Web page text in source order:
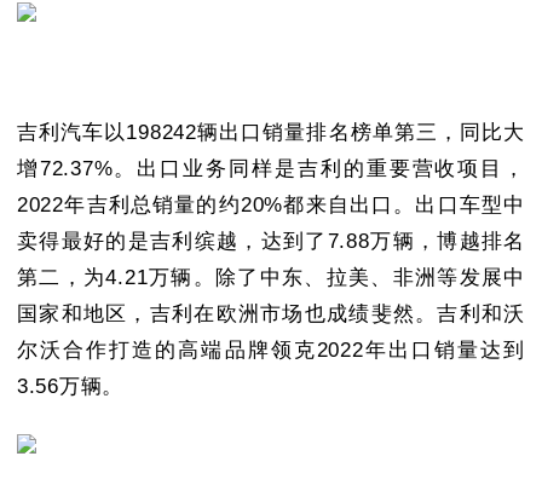
吉利汽车以198242辆出口销量排名榜单第三，同比大
增72.37%。出口业务同样是吉利的重要营收项目，
2022年吉利总销量的约20%都来自出口。出口车型中
卖得最好的是吉利缤越，达到了7.88万辆，博越排名
第二，为4.21万辆。除了中东、拉美、非洲等发展中
国家和地区，吉利在欧洲市场也成绩斐然。吉利和沃
尔沃合作打造的高端品牌领克2022年出口销量达到
3.56万辆。